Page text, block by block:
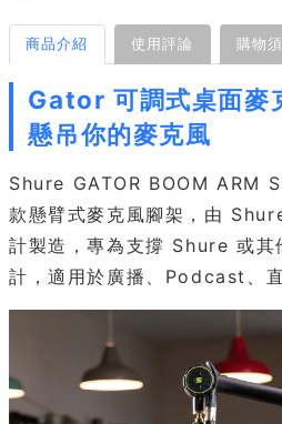
商品介紹 使用評論 購物
Gator 可調式桌面麥
懸吊你的麥克風
Shure GATOR BOOM ARM
款懸臂式麥克風腳架，由
計製造，專為支撐 Shure 或其
計，適用於廣播、Podcast、直